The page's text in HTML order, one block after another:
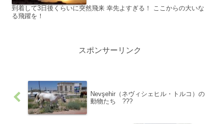
到着して3日後くらいに突然飛来 幸先よすぎる！ ここからの大いな
る飛躍を！
スポンサーリンク
Nevşehir（ネヴィシェヒル・トルコ）の
動物たち ???